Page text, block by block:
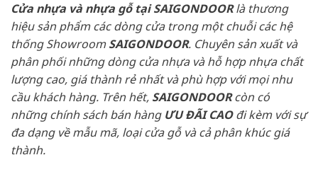
Cửa nhựa và nhựa gỗ tại SAIGONDOORlà thương
hiệu sản phẩm các dòng cửa trong một chuỗi các hệ
thống ShowroomSAIGONDOOR. Chuyên sản xuất và
phân phối những dòng cửa nhựa và hỗ hợp nhựa chất
lượng cao, giá thành rẻ nhất và phù hợp với mọi nhu
cầu khách hàng. Trên hết, SAIGONDOORcòn có
những chính sách bán hàng ƯU ĐÃI CAOđi kèm với sự
đa dạng về mẫu mã, loại cửa gỗ và cả phân khúc giá
thành.